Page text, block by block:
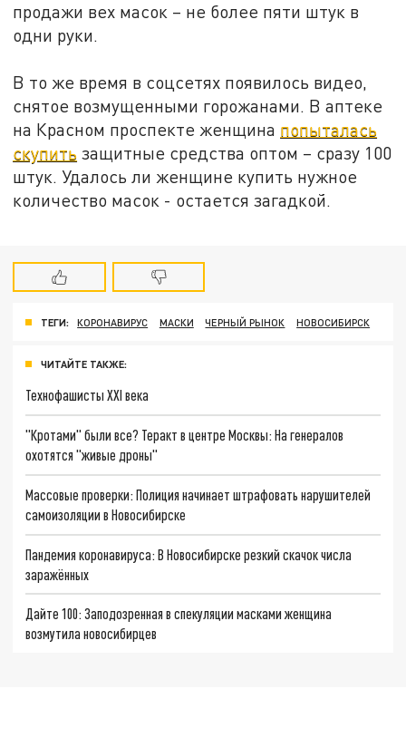
продажи вех масок – не более пяти штук в
одни руки.
В то же время в соцсетях появилось видео,
снятое возмущенными горожанами. В аптеке
на Красном проспекте женщина попыталась
скупить защитные средства оптом – сразу 100
штук. Удалось ли женщине купить нужное
количество масок - остается загадкой.
ТЕГИ: КОРОНАВИРУС МАСКИ ЧЕРНЫЙ РЫНОК НОВОСИБИРСК
ЧИТАЙТЕ ТАКЖЕ:
Технофашисты XXI века
"Кротами" были все? Теракт в центре Москвы: На генералов
охотятся "живые дроны"
Массовые проверки: Полиция начинает штрафовать нарушителей
самоизоляции в Новосибирске
Пандемия коронавируса: В Новосибирске резкий скачок числа
заражённых
Дайте 100: Заподозренная в спекуляции масками женщина
возмутила новосибирцев